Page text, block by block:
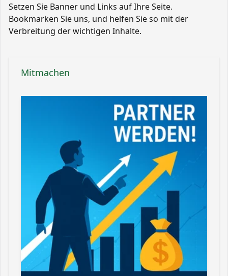
Setzen Sie Banner und Links auf Ihre Seite.
Bookmarken Sie uns, und helfen Sie so mit der
Verbreitung der wichtigen Inhalte.
Mitmachen